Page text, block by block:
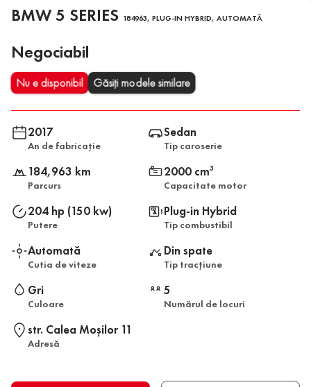
BMW 5 SERIES 184963, PLUG-IN HYBRID, AUTOMATĂ
Negociabil
Nu e disponibil Găsiți modele similare
2017
An de fabricație
Sedan
Tip caroserie
184,963 km
Parcurs
2000 cm3
Capacitate motor
204 hp (150 kw)
Putere
Plug-in Hybrid
Tip combustibil
Automată
Cutia de viteze
Din spate
Tip tracțiune
Gri
Culoare
5
Numărul de locuri
str. Calea Moşilor 11
Adresă